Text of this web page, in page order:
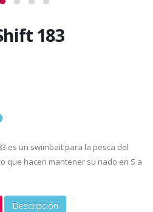
183
es un swimbait para la pesca del
que hacen mantener su nado en S a
Descripción